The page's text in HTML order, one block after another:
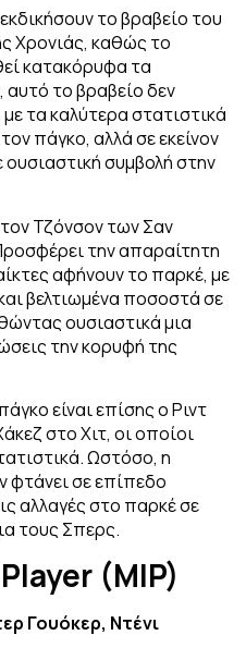
το βραβείο του
Χρονιάς, καθώς το
κατακόρυφα τα
αυτό το βραβείο δεν
τα καλύτερα στατιστικά
πάγκο, αλλά σε εκείνον
συμβολή στην
Τζόνσον των Σαν
την απαραίτητη
αφήνουν το παρκέ, με
βελτιωμένα ποσοστά σε
ουσιαστικά μια
την κορυφή της
είναι επίσης ο Ριντ
στο Χιτ, οι οποίοι
Ωστόσο, η
φτάνει σε επίπεδο
αλλαγές στο παρκέ σε
τους Σπερς.
(MIP)
Γουόκερ, Ντένι